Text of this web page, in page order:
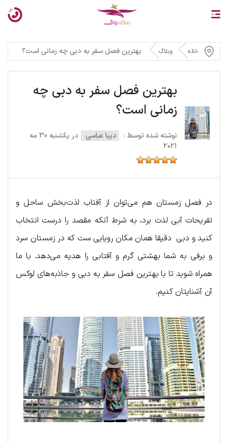
خانه وبلاگ بهترین فصل سفر به دبی چه زمانی است؟
بهترین فصل سفر به دبی چه
زمانی است؟
نوشته شده توسط : دیبا عباسی
در یکشنبه 30 مه
2021
در فصل زمستان هم می‌توان از آفتاب لذت‌بخش ساحل و
تفریحات آبی لذت برد، به شرط آنکه مقصد را درست انتخاب
کنید و دبی دقیقا همان مکان رویایی ست که در زمستان سرد
و برفی به شما بهشتی گرم و آفتابی را هدیه می‌دهد. با ما
همراه شوید تا با بهترین فصل سفر به دبی و جاذبه‌های لوکس
آن آشنایتان کنیم.